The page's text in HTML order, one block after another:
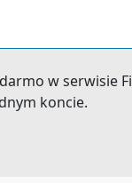
w serwisie
koncie.